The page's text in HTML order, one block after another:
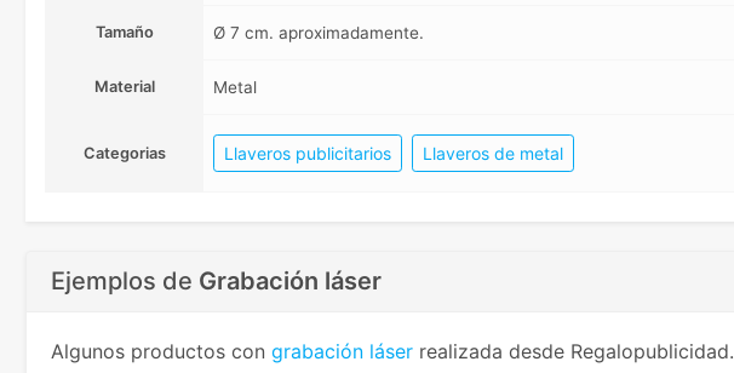
Tamaño Ø 7 cm. aproximadamente.
Material Metal
Categorias Llaveros publicitarios Llaveros de metal
Ejemplos de Grabación láser
Algunos productos con grabación láser realizada desde Regalopublicidad.